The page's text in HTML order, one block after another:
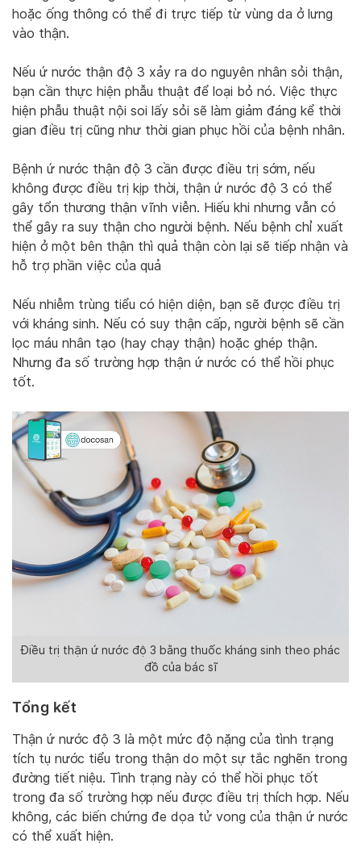
hoặc ống thông có thể đi trực tiếp từ vùng da ở lưng
vào thận.
Nếu ứ nước thận độ 3 xảy ra do nguyên nhân sỏi thận,
bạn cần thực hiện phẫu thuật để loại bỏ nó. Việc thực
hiện phẫu thuật nội soi lấy sỏi sẽ làm giảm đáng kể thời
gian điều trị cũng như thời gian phục hồi của bệnh nhân.
Bệnh ứ nước thận độ 3 cần được điều trị sớm, nếu
không được điều trị kịp thời, thận ứ nước độ 3 có thể
gây tổn thương thận vĩnh viễn. Hiếu khi nhưng vẫn có
thể gây ra suy thận cho người bệnh. Nếu bệnh chỉ xuất
hiện ở một bên thận thì quả thận còn lại sẽ tiếp nhận và
hỗ trợ phần việc của quả
Nếu nhiễm trùng tiểu có hiện diện, bạn sẽ được điều trị
với kháng sinh. Nếu có suy thận cấp, người bệnh sẽ cần
lọc máu nhân tạo (hay chạy thận) hoặc ghép thận.
Nhưng đa số trường hợp thận ứ nước có thể hồi phục
tốt.
Điều trị thận ứ nước độ 3 bằng thuốc kháng sinh theo phác
đồ của bác sĩ
Tổng kết
Thận ứ nước độ 3 là một mức độ nặng của tình trạng
tích tụ nước tiểu trong thận do một sự tắc nghẽn trong
đường tiết niệu. Tình trạng này có thể hồi phục tốt
trong đa số trường hợp nếu được điều trị thích hợp. Nếu
không, các biến chứng đe dọa tử vong của thận ứ nước
có thể xuất hiện.